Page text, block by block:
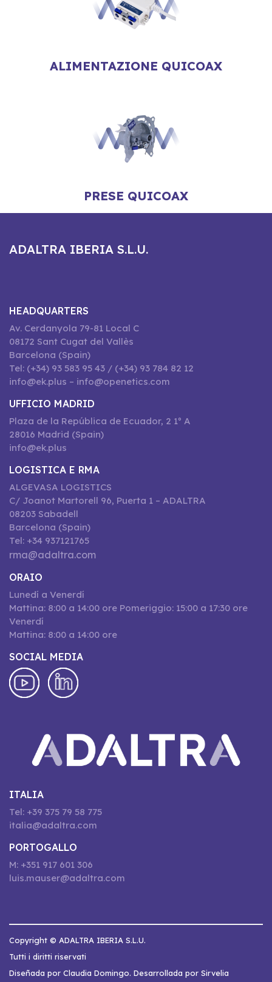
ALIMENTAZIONE QUICOAX
PRESE QUICOAX
ADALTRA IBERIA S.L.U.
HEADQUARTERS
Av. Cerdanyola 79-81 Local C
08172 Sant Cugat del Vallès
Barcelona (Spain)
Tel: (+34) 93 583 95 43 / (+34) 93 784 82 12
info@ek.plus – info@openetics.com
UFFICIO MADRID
Plaza de la República de Ecuador, 2 1º A
28016 Madrid (Spain)
info@ek.plus
LOGISTICA E RMA
ALGEVASA LOGISTICS
C/ Joanot Martorell 96, Puerta 1 – ADALTRA
08203 Sabadell
Barcelona (Spain)
Tel: +34 937121765
rma@adaltra.com
ORAIO
Lunedí a Venerdí
Mattina: 8:00 a 14:00 ore Pomeriggio: 15:00 a 17:30 ore
Venerdí
Mattina: 8:00 a 14:00 ore
SOCIAL MEDIA
ITALIA
Tel: +39 375 79 58 775
italia@adaltra.com
PORTOGALLO
M: +351 917 601 306
luis.mauser@adaltra.com
Copyright © ADALTRA IBERIA S.L.U.
Tutti i diritti riservati
Diseñada por Claudia Domingo. Desarrollada por Sirvelia